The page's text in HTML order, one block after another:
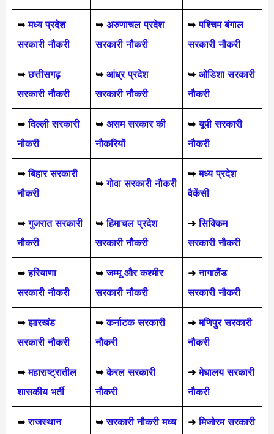
➥ मध्य प्रदेश
सरकारी नौकरी
➥ अरुणाचल प्रदेश
सरकारी नौकरी
➥ पश्चिम बंगाल
सरकारी नौकरी
➥ छत्तीसगढ़
सरकारी नौकरी
➥ आंध्र प्रदेश
सरकारी नौकरी
➥ ओडिशा सरकारी
नौकरी
➥ दिल्ली सरकारी
नौकरी
➥ असम सरकार की
नौकरियों
➥ यूपी सरकारी
नौकरी
➥बिहार सरकारी
नौकरी
➥गोवा सरकारी नौकरी
➥ मध्य प्रदेश
वैकेंसी
➥ गुजरात सरकारी
नौकरी
➥हिमाचल प्रदेश
सरकारी नौकरी
➜ सिक्किम
सरकारी नौकरी
➥हरियाणा
सरकारी नौकरी
➥जम्मू और कश्मीर
सरकारी नौकरी
➜ नागालैंड
सरकारी नौकरी
➥ झारखंड
सरकारी नौकरी
➥ कर्नाटक सरकारी
नौकरी
➜ मणिपुर सरकारी
नौकरी
➥ महाराष्ट्रातील
शासकीय भर्ती
➥ केरल सरकारी
नौकरी
➜ मेघालय सरकारी
नौकरी
➥ राजस्थान
➥सरकारी नौकरी मध्य
➜मिजोरम सरकारी